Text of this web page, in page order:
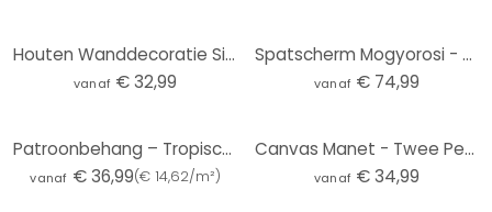
Houten Wanddecoratie Siciliaanse citroenen - EMELIEmaria
vanaf € 32,99
Spatscherm Mogyorosi - Splashing Fruit
vanaf € 74,99
Patroonbehang – Tropische Ananassen
vanaf € 36,99(€ 14,62/m²)
Canvas Manet - Twee Peren
vanaf € 34,99